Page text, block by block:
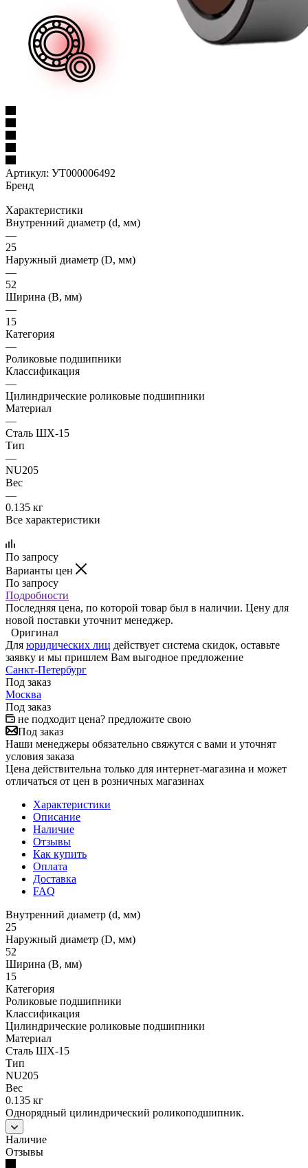
Артикул: УТ000006492
Бренд
Характеристики
Внутренний диаметр (d, мм)
—
25
Наружный диаметр (D, мм)
—
52
Ширина (B, мм)
—
15
Категория
—
Роликовые подшипники
Классификация
—
Цилиндрические роликовые подшипники
Материал
—
Сталь ШХ-15
Тип
—
NU205
Вес
—
0.135 кг
Все характеристики
По запросу
Варианты цен
По запросу
Подробности
Последняя цена, по которой товар был в наличии. Цену для
новой поставки уточнит менеджер.
Оригинал
Для юридических лиц действует система скидок, оставьте
заявку и мы пришлем Вам выгодное предложение
Санкт-Петербург
Под заказ
Москва
Под заказ
не подходит цена? предложите свою
Под заказ
Наши менеджеры обязательно свяжутся с вами и уточнят
условия заказа
Цена действительна только для интернет-магазина и может
отличаться от цен в розничных магазинах
Характеристики
Описание
Наличие
Отзывы
Как купить
Оплата
Доставка
FAQ
Внутренний диаметр (d, мм)
25
Наружный диаметр (D, мм)
52
Ширина (B, мм)
15
Категория
Роликовые подшипники
Классификация
Цилиндрические роликовые подшипники
Материал
Сталь ШХ-15
Тип
NU205
Вес
0.135 кг
Однорядный цилиндрический роликоподшипник.
Наличие
Отзывы